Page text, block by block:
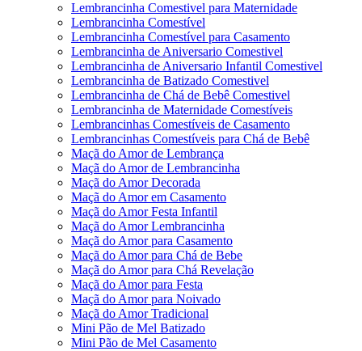
Lembrancinha Comestivel para Maternidade
Lembrancinha Comestível
Lembrancinha Comestível para Casamento
Lembrancinha de Aniversario Comestivel
Lembrancinha de Aniversario Infantil Comestivel
Lembrancinha de Batizado Comestivel
Lembrancinha de Chá de Bebê Comestivel
Lembrancinha de Maternidade Comestíveis
Lembrancinhas Comestíveis de Casamento
Lembrancinhas Comestíveis para Chá de Bebê
Maçã do Amor de Lembrança
Maçã do Amor de Lembrancinha
Maçã do Amor Decorada
Maçã do Amor em Casamento
Maçã do Amor Festa Infantil
Maçã do Amor Lembrancinha
Maçã do Amor para Casamento
Maçã do Amor para Chá de Bebe
Maçã do Amor para Chá Revelação
Maçã do Amor para Festa
Maçã do Amor para Noivado
Maçã do Amor Tradicional
Mini Pão de Mel Batizado
Mini Pão de Mel Casamento